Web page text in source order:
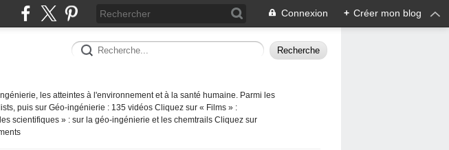
Connexion + Créer mon blog
les atteintes à l'environnement et à la santé humaine. Parmi les
puis sur Géo-ingénierie : 135 vidéos Cliquez sur « Films » :
scientifiques » : sur la géo-ingénierie et les chemtrails Cliquez sur